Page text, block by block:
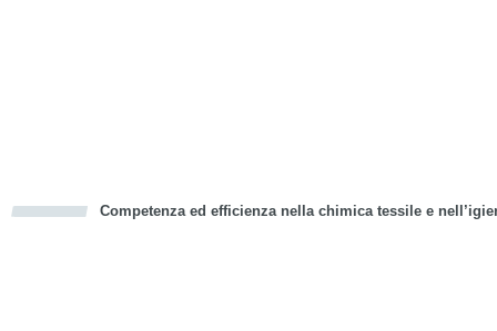
Competenza ed efficienza nella chimica tessile e